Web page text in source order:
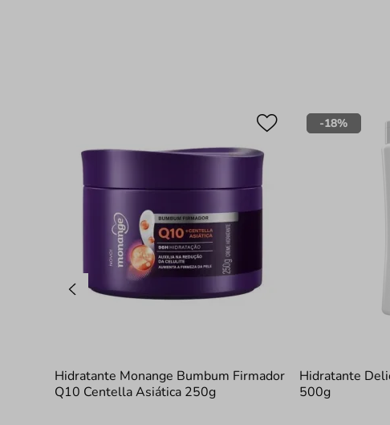
Hidratante Monange Bumbum Firmador
Q10 Centella Asiática 250g
-18%
Hidratante
500g